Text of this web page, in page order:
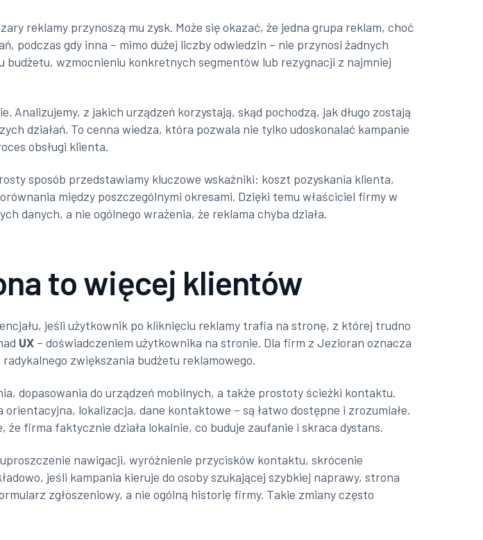
reklamy przynoszą mu zysk. Może się okazać, że jedna grupa reklam, choć
gdy inna – mimo dużej liczby odwiedzin – nie przynosi żadnych
wzmocnieniu konkretnych segmentów lub rezygnacji z najmniej
z jakich urządzeń korzystają, skąd pochodzą, jak długo zostają
działań. To cenna wiedza, która pozwala nie tylko udoskonalać kampanie
obsługi klienta.
sposób przedstawiamy kluczowe wskaźniki: koszt pozyskania klienta,
między poszczególnymi okresami. Dzięki temu właściciel firmy w
danych, a nie ogólnego wrażenia, że reklama chyba działa.
to więcej klientów
jeśli użytkownik po kliknięciu reklamy trafia na stronę, z której trudno
UX – doświadczeniem użytkownika na stronie. Dla firm z Jezioran oznacza
zwiększania budżetu reklamowego.
dopasowania do urządzeń mobilnych, a także prostoty ścieżki kontaktu.
lokalizacja, dane kontaktowe – są łatwo dostępne i zrozumiałe.
firma faktycznie działa lokalnie, co buduje zaufanie i skraca dystans.
nawigacji, wyróżnienie przycisków kontaktu, skrócenie
jeśli kampania kieruje do osoby szukającej szybkiej naprawy, strona
zgłoszeniowy, a nie ogólną historię firmy. Takie zmiany często